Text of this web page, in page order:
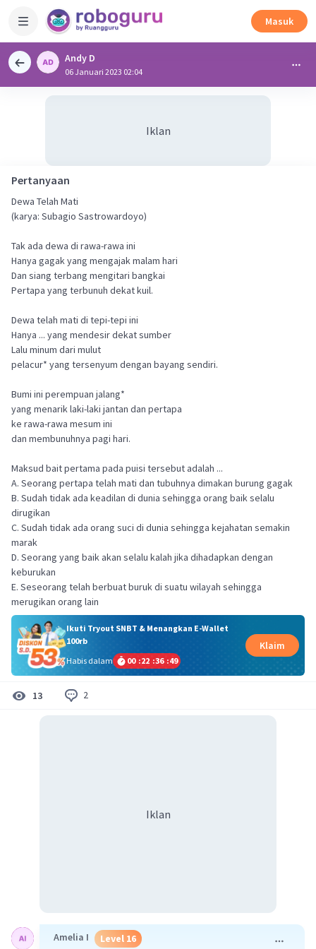
Masuk
Andy D
06 Januari 2023 02:04
Iklan
Pertanyaan
Dewa Telah Mati
(karya: Subagio Sastrowardoyo)
Tak ada dewa di rawa-rawa ini
Hanya gagak yang mengajak malam hari
Dan siang terbang mengitari bangkai
Pertapa yang terbunuh dekat kuil.
Dewa telah mati di tepi-tepi ini
Hanya ... yang mendesir dekat sumber
Lalu minum dari mulut
pelacur* yang tersenyum dengan bayang sendiri.
Bumi ini perempuan jalang*
yang menarik laki-laki jantan dan pertapa
ke rawa-rawa mesum ini
dan membunuhnya pagi hari.
Maksud bait pertama pada puisi tersebut adalah ...
A. Seorang pertapa telah mati dan tubuhnya dimakan burung gagak
B. Sudah tidak ada keadilan di dunia sehingga orang baik selalu
dirugikan
C. Sudah tidak ada orang suci di dunia sehingga kejahatan semakin
marak
D. Seorang yang baik akan selalu kalah jika dihadapkan dengan
keburukan
E. Seseorang telah berbuat buruk di suatu wilayah sehingga
merugikan orang lain
Ikuti Tryout SNBT & Menangkan E-Wallet
100rb
Habis dalam
00 :22 :36 :49
Klaim
13 2
Iklan
Amelia I Level 16